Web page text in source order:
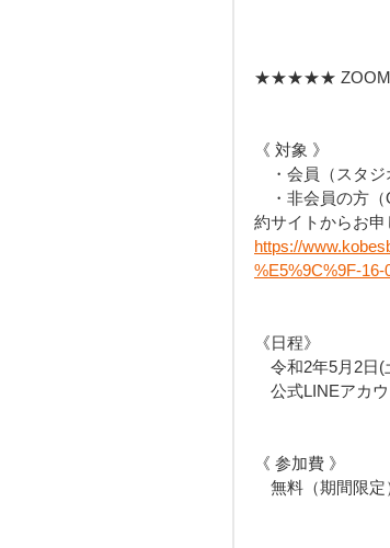
★★★★★ ZOOM
《 対象 》
・会員（スタジ
・非会員の方（
約サイトからお申
https://
%E5%9C%9F-
《日程》
令和2年5月2日(
公式LINEアカウ
《 参加費 》
無料（期間限定